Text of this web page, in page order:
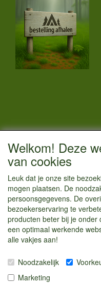
Vestigingsadres:
Hoofdweg 36
1433 JW Kudelstaart
info@kamperenenzo.nl
Tel : 06 125 82 112
Handelend onder
KvK nummer : 70477329
Welkom! Deze
van cookies
Leuk dat je onze site
mogen plaatsen. De
persoonsgegevens. De
bezoekerservaring te
producten beter bij je
een optimaal werkende
alle vakjes aan!
Noodzakelijk
Marketing